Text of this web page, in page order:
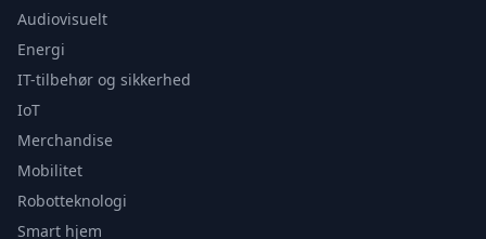
Audiovisuelt
Energi
IT-tilbehør og sikkerhed
IoT
Merchandise
Mobilitet
Robotteknologi
Smart hjem